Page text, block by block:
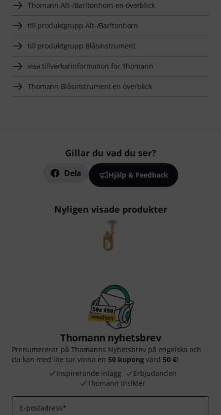
Thomann Alt-/Baritonhorn en överblick
till produktgrupp Alt-/Baritonhorn
till produktgrupp Blåsinstrument
visa tillverkarinformation för Thomann
Thomann Blåsinstrument en överblick
Gillar du vad du ser?
Dela Hjälp & Feedback
Nyligen visade produkter
Thomann nyhetsbrev
Prenumererar på Thomanns Nyhetsbrev på engelska och
du kan med lite tur vinna en 50 kupong värd 50 €!
Inspirerande inlägg
Erbjudanden
Thomann Insikter
E-postadress*